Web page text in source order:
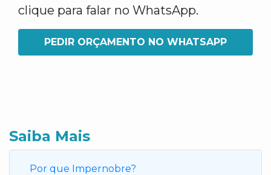
clique para falar no WhatsApp.
PEDIR ORÇAMENTO NO WHATSAPP
Saiba Mais
Por que Impernobre?